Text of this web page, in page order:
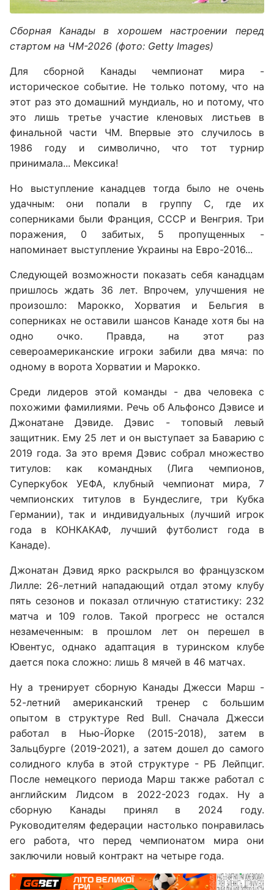
Сборная Канады в хорошем настроении перед
стартом на ЧМ-2026 (фото: Getty Images)
Для сборной Канады чемпионат мира -
историческое событие. Не только потому, что на
этот раз это домашний мундиаль, но и потому, что
это лишь третье участие кленовых листьев в
финальной части ЧМ. Впервые это случилось в
1986 году и символично, что тот турнир
принимала... Мексика!
Но выступление канадцев тогда было не очень
удачным: они попали в группу С, где их
соперниками были Франция, СССР и Венгрия. Три
поражения, 0 забитых, 5 пропущенных -
напоминает выступление Украины на Евро-2016...
Следующей возможности показать себя канадцам
пришлось ждать 36 лет. Впрочем, улучшения не
произошло: Марокко, Хорватия и Бельгия в
соперниках не оставили шансов Канаде хотя бы на
одно очко. Правда, на этот раз
североамериканские игроки забили два мяча: по
одному в ворота Хорватии и Марокко.
Среди лидеров этой команды - два человека с
похожими фамилиями. Речь об Альфонсо Дэвисе и
Джонатане Дэвиде. Дэвис - топовый левый
защитник. Ему 25 лет и он выступает за Баварию с
2019 года. За это время Дэвис собрал множество
титулов: как командных (Лига чемпионов,
Суперкубок УЕФА, клубный чемпионат мира, 7
чемпионских титулов в Бундеслиге, три Кубка
Германии), так и индивидуальных (лучший игрок
года в КОНКАКАФ, лучший футболист года в
Канаде).
Джонатан Дэвид ярко раскрылся во французском
Лилле: 26-летний нападающий отдал этому клубу
пять сезонов и показал отличную статистику: 232
матча и 109 голов. Такой прогресс не остался
незамеченным: в прошлом лет он перешел в
Ювентус, однако адаптация в туринском клубе
дается пока сложно: лишь 8 мячей в 46 матчах.
Ну а тренирует сборную Канады Джесси Марш -
52-летний американский тренер с большим
опытом в структуре Red Bull. Сначала Джесси
работал в Нью-Йорке (2015-2018), затем в
Зальцбурге (2019-2021), а затем дошел до самого
солидного клуба в этой структуре - РБ Лейпциг.
После немецкого периода Марш также работал с
английским Лидсом в 2022-2023 годах. Ну а
сборную Канады принял в 2024 году.
Руководителям федерации настолько понравилась
его работа, что перед чемпионатом мира они
заключили новый контракт на четыре года.